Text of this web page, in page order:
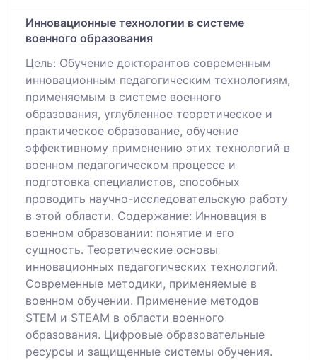
Инновационные технологии в системе
военного образования
Цель: Обучение докторантов современным
инновационным педагогическим технологиям,
применяемым в системе военного
образования, углубленное теоретическое и
практическое образование, обучение
эффективному применению этих технологий в
военном педагогическом процессе и
подготовка специалистов, способных
проводить научно-исследовательскую работу
в этой области. Содержание: Инновация в
военном образовании: понятие и его
сущность. Теоретические основы
инновационных педагогических технологий.
Современные методики, применяемые в
военном обучении. Применение методов
STEM и STEAM в области военного
образования. Цифровые образовательные
ресурсы и защищенные системы обучения.